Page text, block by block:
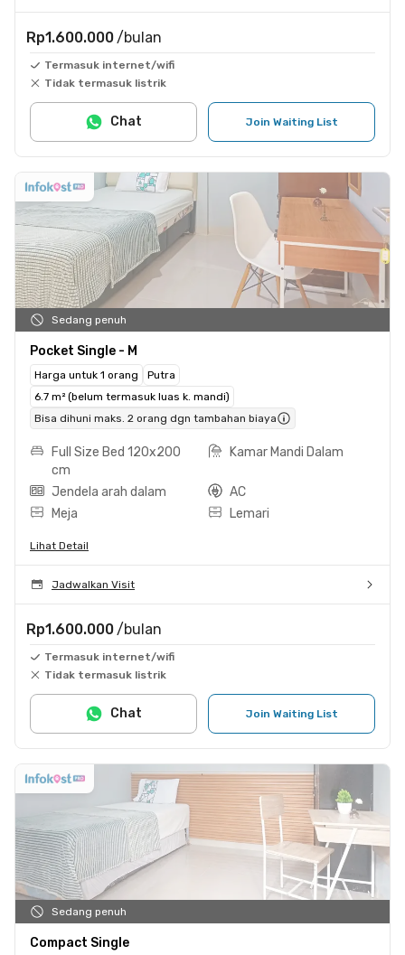
Rp1.600.000 /bulan
Termasuk internet/wifi
Tidak termasuk listrik
Join Waiting List
Chat
Sedang penuh
Pocket Single - M
Harga untuk 1 orang
Putra
6.7 m² (belum termasuk luas k. mandi)
Bisa dihuni maks. 2 orang dgn tambahan biaya
Full Size Bed 120x200
cm
Kamar Mandi Dalam
Jendela arah dalam
AC
Meja
Lemari
Lihat Detail
Jadwalkan Visit
Rp1.600.000 /bulan
Termasuk internet/wifi
Tidak termasuk listrik
Join Waiting List
Chat
Sedang penuh
Compact Single